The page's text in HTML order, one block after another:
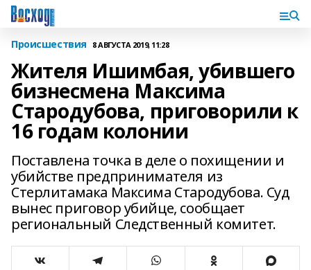
Происшествия 8 АВГУСТА 2019, 11:28
Жителя Ишимбая, убившего
бизнесмена Максима
Стародубова, приговорили к
16 годам колонии
Поставлена точка в деле о похищении и
убийстве предпринимателя из
Стерлитамака Максима Стародубова. Суд
вынес приговор убийце, сообщает
региональный Следственный комитет.